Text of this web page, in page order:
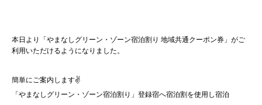
本日より「やまなしグリーン・ゾーン宿泊割り 地域共通クーポン券」がご
利用いただけるようになりました。
簡単にご案内します✌
「やまなしグリーン・ゾーン宿泊割り」登録宿へ宿泊割を使用し宿泊